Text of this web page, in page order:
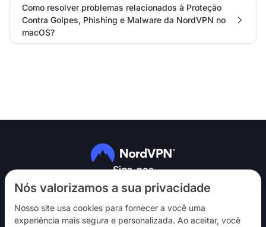
Nós valorizamos a sua privacidade
Nosso site usa cookies para fornecer a você uma
experiência mais segura e personalizada. Ao aceitar, você
Como resolver problemas relacionados à Proteção
Contra Golpes, Phishing e Malware da NordVPN no
macOS?
Siga-nos